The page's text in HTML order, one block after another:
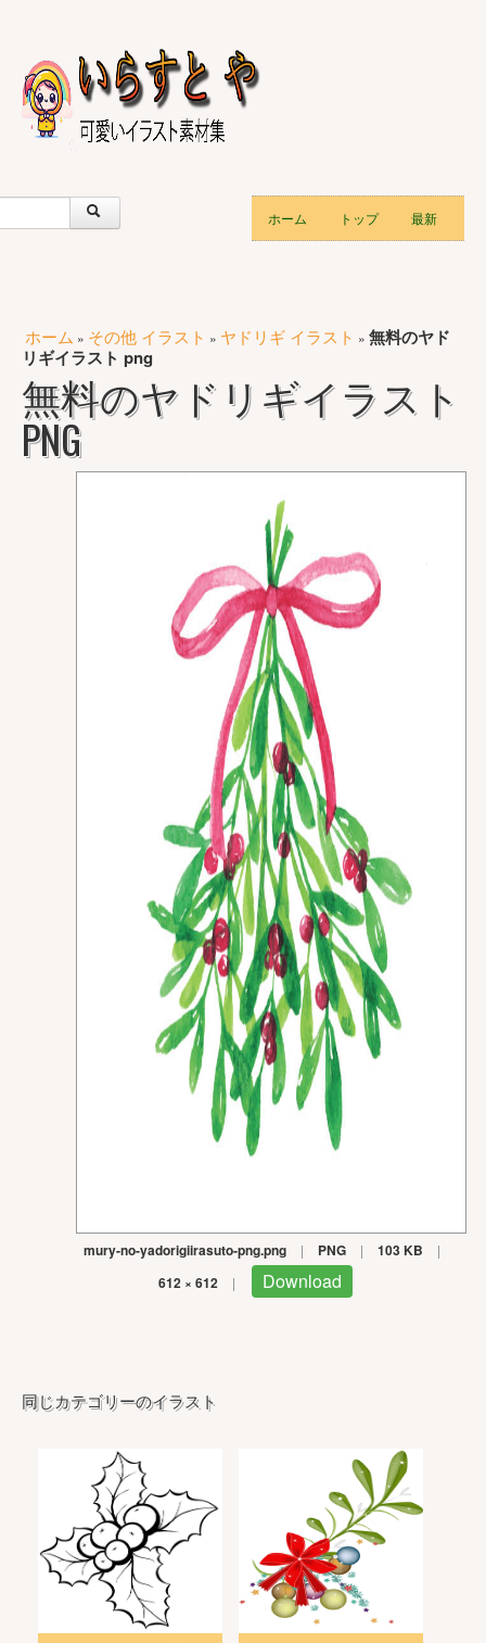
ホーム トップ 最新
ホーム » その他 イラスト » ヤドリギ イラスト » 無料のヤド
リギイラスト png
無料のヤドリギイラスト
PNG
mury-no-yadorigiirasuto-png.png | PNG | 103 KB |
612 × 612 | Download
同じカテゴリーのイラスト